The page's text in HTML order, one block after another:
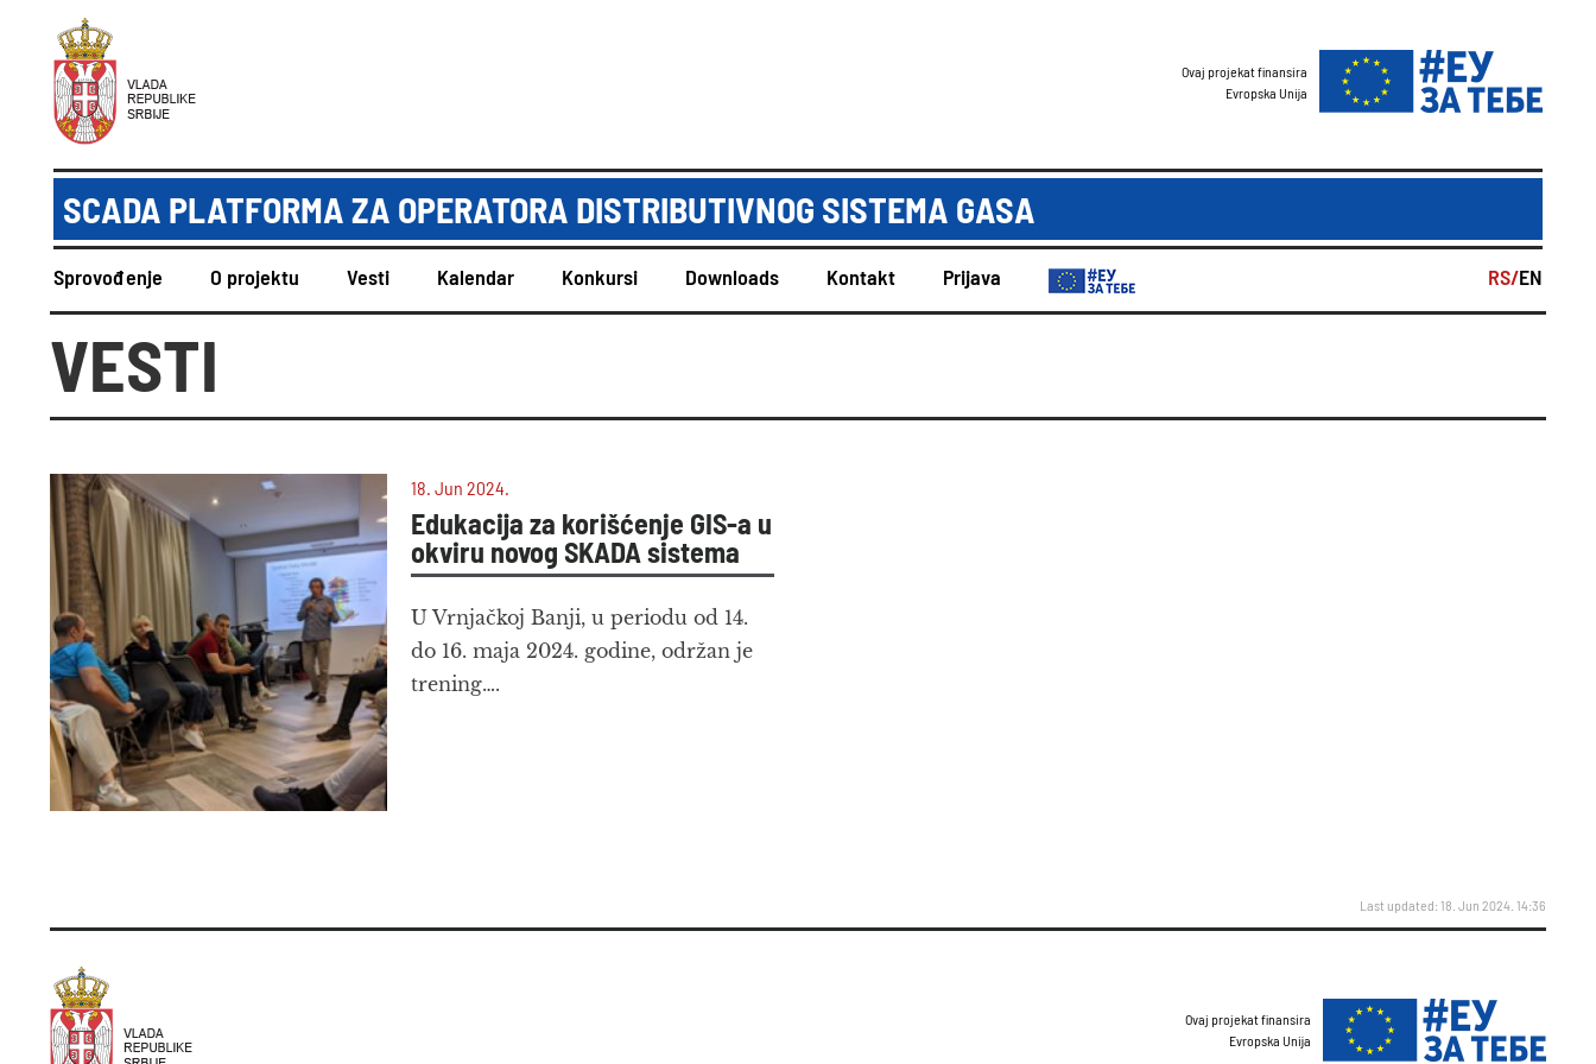
Ovaj projekat finansira
Evropska Unija
SCADA PLATFORMA ZA OPERATORA DISTRIBUTIVNOG SISTEMA GASA
Sprovođenje O projektu Vesti Kalendar Konkursi Downloads Kontakt Prijava RS/EN
VESTI
18. Jun 2024.
Edukacija za korišćenje GIS-a u
okviru novog SKADA sistema
U Vrnjačkoj Banji, u periodu od 14.
do 16. maja 2024. godine, održan je
trening….
Last updated: 18. Jun 2024. 14:36
Ovaj projekat finansira
Evropska Unija